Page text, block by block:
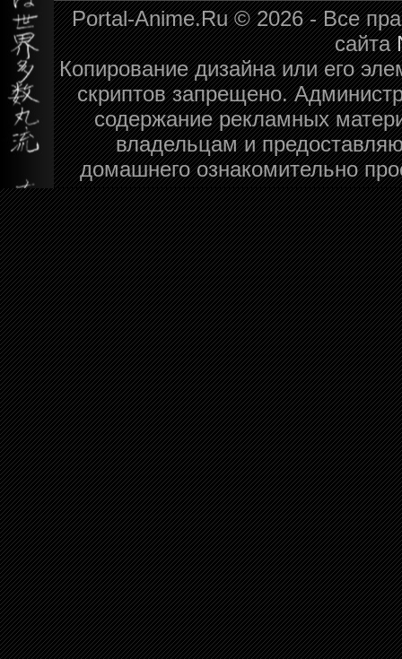
Portal-Anime.Ru © 2026 - Все
сайта
Копирование дизайна или его
скриптов запрещено.
содержание рекламных
владельцам и
домашнего ознакомительно